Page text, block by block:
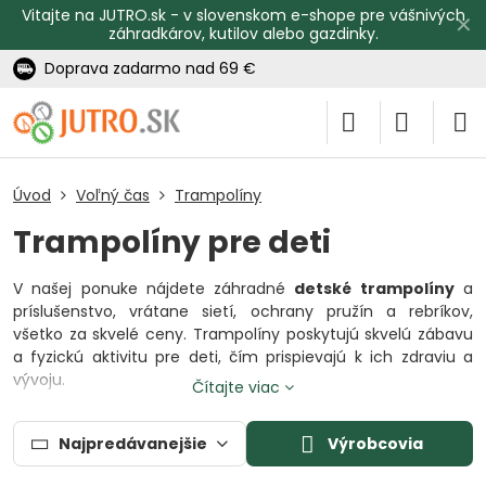
✕
Vitajte na JUTRO.sk - v slovenskom e-shope pre vášnivých
záhradkárov, kutilov alebo gazdinky.
Doprava zadarmo nad 69 €
Úvod Voľný čas Trampolíny
Trampolíny pre deti
V našej ponuke nájdete záhradné detské trampolínya
príslušenstvo, vrátane sietí, ochrany pružín a rebríkov,
všetko za skvelé ceny. Trampolíny poskytujú skvelú zábavu
a fyzickú aktivitu pre deti, čím prispievajú k ich zdraviu a
vývoju.
Jednou z najdôležitejších vlastností našich trampolín je
ochranná sieť, ktorá je dostupná z vnútornej aj vonkajšej
strany trampolíny, čím zabezpečuje maximálnu bezpečnosť
Čítajte viac
Najpredávanejšie Výrobcovia